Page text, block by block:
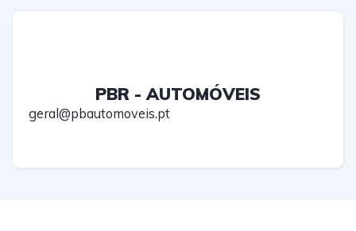
PBR - AUTOMÓVEIS
geral@pbautomoveis.pt